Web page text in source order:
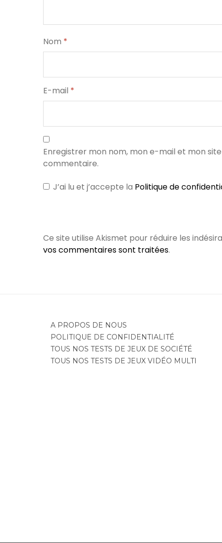
Nom *
E-mail *
Enregistrer mon nom, mon e-mail et mon
commentaire.
J’ai lu et j’accepte la Politique de
Ce site utilise Akismet pour réduire les
vos commentaires sont traitées.
A PROPOS DE NOUS
POLITIQUE DE CONFIDENTIALITÉ
TOUS NOS TESTS DE JEUX DE SOCIÉTÉ
TOUS NOS TESTS DE JEUX VIDÉO MULTI